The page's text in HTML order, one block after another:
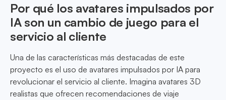
Por qué los avatares impulsados por
IA son un cambio de juego para el
servicio al cliente
Una de las características más destacadas de este
proyecto es el uso de avatares impulsados por IA para
revolucionar el servicio al cliente. Imagina avatares 3D
realistas que ofrecen recomendaciones de viaje